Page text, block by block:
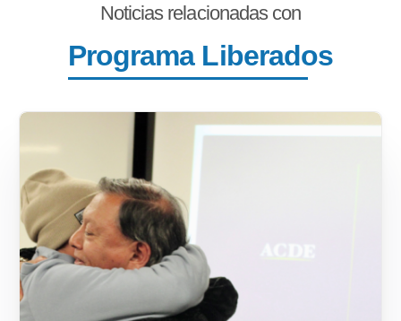
Noticias relacionadas con
Programa Liberados